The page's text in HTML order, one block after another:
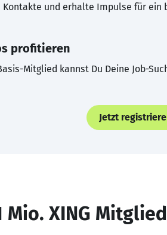
Kontakte und erhalte Impulse für ein
profitieren
Mitglied kannst Du Deine Job-
Jetzt
Mio. XING